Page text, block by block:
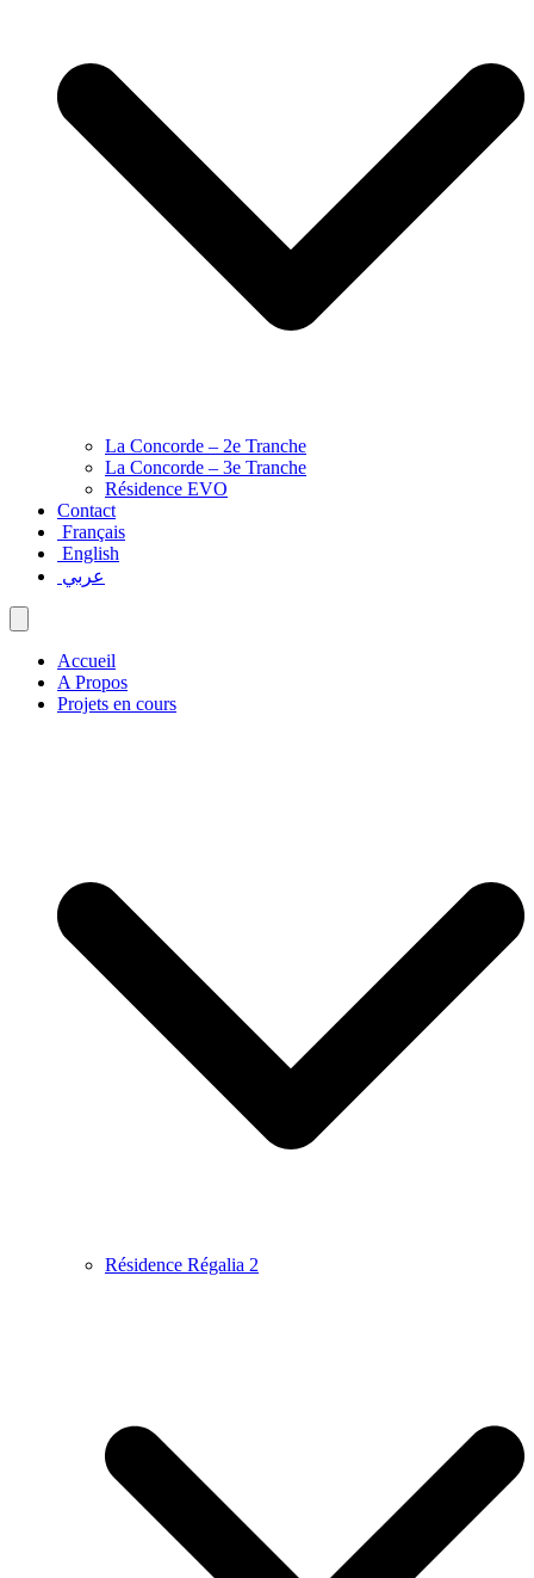
La Concorde – 2e Tranche
La Concorde – 3e Tranche
Résidence EVO
Contact
Français
English
عربي
Accueil
A Propos
Projets en cours
Résidence Régalia 2